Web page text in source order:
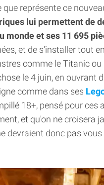
que représente ce
lui permettent de
monde et ses 11 695
et de s'installer tout
comme le Titanic
le 4 juin, en ouvrant
comme dans ses
18+, pensé pour ces
et qu'on ne croisera
devraient donc pas